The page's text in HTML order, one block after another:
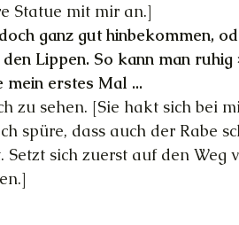
Statue mit mir an.]
ganz gut hinbekommen,
Lippen. So kann man
mein erstes Mal ...
zu sehen. [Sie hakt sich bei
spüre, dass auch der Rabe
Setzt sich zuerst auf den